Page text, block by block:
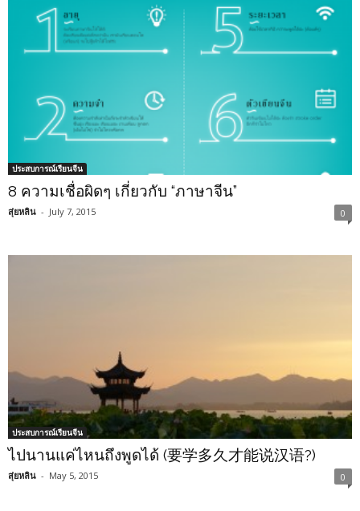
ประสบการณ์เรียนจีน
8 ความเชื่อผิดๆ เกี่ยวกับ “ภาษาจีน”
สุ่ยหลิน - July 7, 2015 0
ประสบการณ์เรียนจีน
ไปนานแค่ไหนถึงพูดได้ (要学多久才能说汉语?)
สุ่ยหลิน - May 5, 2015 0